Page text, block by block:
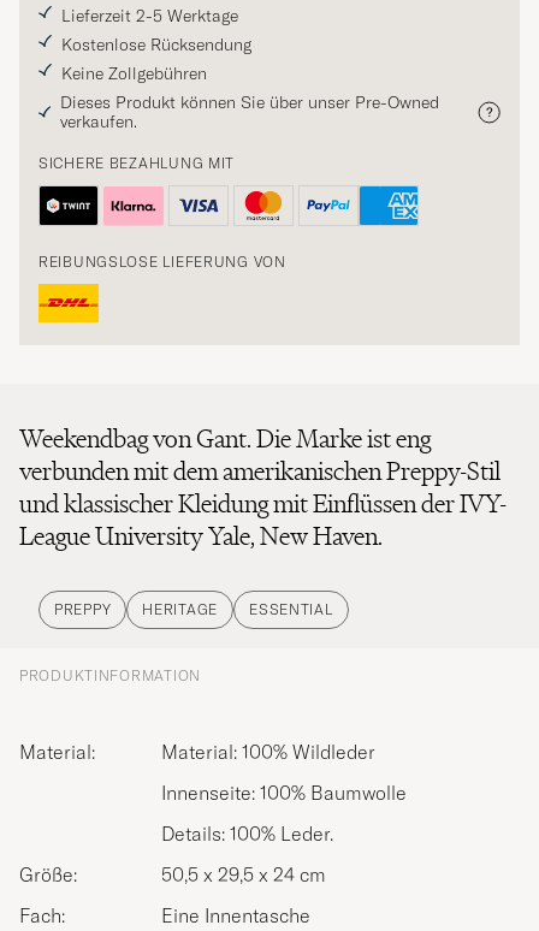
Lieferzeit 2-5 Werktage
Kostenlose Rücksendung
Keine Zollgebühren
Dieses Produkt können Sie über unser Pre-Owned
verkaufen.
SICHERE BEZAHLUNG MIT
REIBUNGSLOSE LIEFERUNG VON
Weekendbag von Gant. Die Marke ist eng
verbunden mit dem amerikanischen Preppy-Stil
und klassischer Kleidung mit Einflüssen der IVY-
League University Yale, New Haven.
PREPPY HERITAGE ESSENTIAL
PRODUKTINFORMATION
Material:
Material: 100% Wildleder
Innenseite: 100% Baumwolle
Details: 100% Leder.
Größe:
50,5 x 29,5 x 24 cm
Fach:
Eine Innentasche